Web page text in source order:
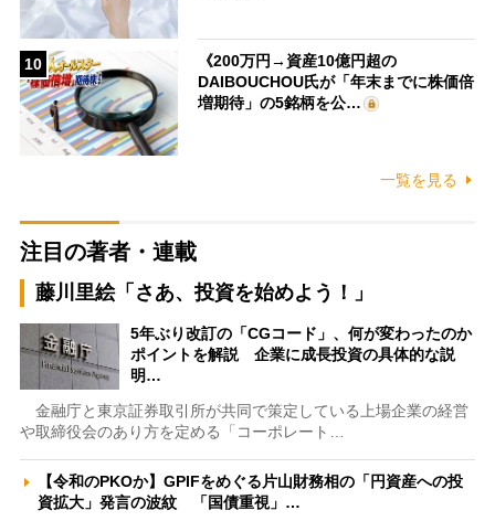
10
《200万円→資産10億円超の
DAIBOUCHOU氏が「年末までに株価倍
増期待」の5銘柄を公…
一覧を見る
注目の著者・連載
藤川里絵「さあ、投資を始めよう！」
5年ぶり改訂の「CGコード」、何が変わったのか
ポイントを解説 企業に成長投資の具体的な説
明…
金融庁と東京証券取引所が共同で策定している上場企業の経営
や取締役会のあり方を定める「コーポレート…
【令和のPKOか】GPIFをめぐる片山財務相の「円資産への投
資拡大」発言の波紋 「国債重視」…